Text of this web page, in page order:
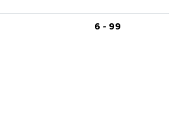
6 - 99